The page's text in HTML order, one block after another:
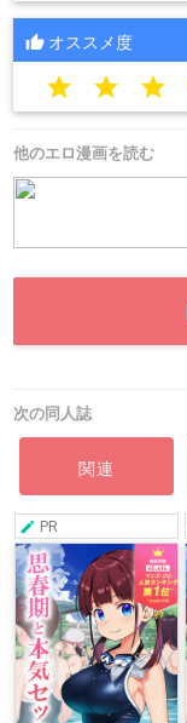
オススメ度
star star star
他のエロ漫画を読む
次の同人誌
関連
PR